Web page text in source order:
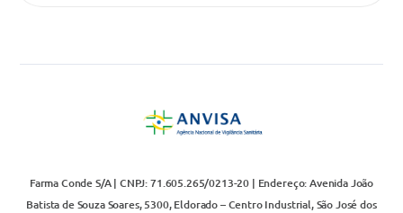
Farma Conde S/A | CNPJ: 71.605.265/0213-20 | Endereço: Avenida João
Batista de Souza Soares, 5300, Eldorado – Centro Industrial, São José dos